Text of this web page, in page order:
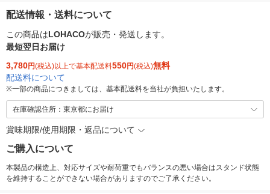
配送情報・送料について
この商品はLOHACOが販売・発送します。
最短翌日お届け
3,780円(税込)以上で基本配送料550円(税込)無料
配送料について
※一部の商品につきましては、基本配送料を当社が負担いたします。
在庫確認住所：東京都にお届け
賞味期限/使用期限・返品について
ご購入について
本製品の構造上、対応サイズや耐荷重でもバランスの悪い場合はスタンド状態
を維持することができない場合がありますのでご了承ください。